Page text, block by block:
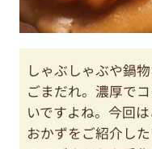
しゃぶしゃぶや鍋
ごまだれ。濃厚で
いですよね。今回
おかずをご紹介し